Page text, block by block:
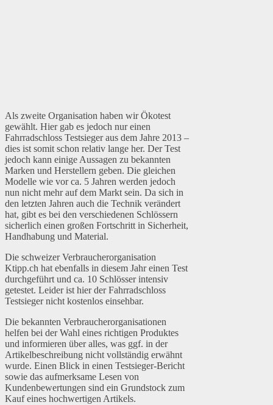
Als zweite Organisation haben wir Ökotest
gewählt. Hier gab es jedoch nur einen
Fahrradschloss Testsieger aus dem Jahre 2013 –
dies ist somit schon relativ lange her. Der Test
jedoch kann einige Aussagen zu bekannten
Marken und Herstellern geben. Die gleichen
Modelle wie vor ca. 5 Jahren werden jedoch
nun nicht mehr auf dem Markt sein. Da sich in
den letzten Jahren auch die Technik verändert
hat, gibt es bei den verschiedenen Schlössern
sicherlich einen großen Fortschritt in Sicherheit,
Handhabung und Material.
Die schweizer Verbraucherorganisation
Ktipp.ch hat ebenfalls in diesem Jahr einen Test
durchgeführt und ca. 10 Schlösser intensiv
getestet. Leider ist hier der Fahrradschloss
Testsieger nicht kostenlos einsehbar.
Die bekannten Verbraucherorganisationen
helfen bei der Wahl eines richtigen Produktes
und informieren über alles, was ggf. in der
Artikelbeschreibung nicht vollständig erwähnt
wurde. Einen Blick in einen Testsieger-Bericht
sowie das aufmerksame Lesen von
Kundenbewertungen sind ein Grundstock zum
Kauf eines hochwertigen Artikels.